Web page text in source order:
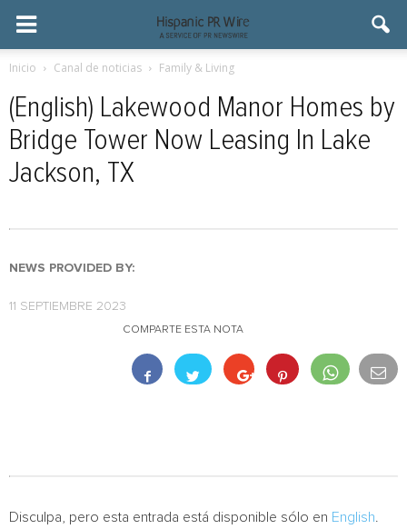
Inicio Canal de noticias Family & Living
(English) Lakewood Manor Homes by
Bridge Tower Now Leasing In Lake
Jackson, TX
NEWS PROVIDED BY:
11 SEPTIEMBRE 2023
COMPARTE ESTA NOTA
Disculpa, pero esta entrada está disponible sólo en English